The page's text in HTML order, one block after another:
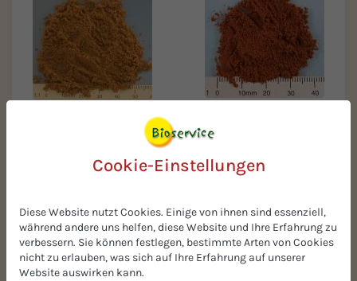
Cookie-Einstellungen
Diese Website nutzt Cookies. Einige von ihnen sind essenziell,
während andere uns helfen, diese Website und Ihre Erfahrung zu
verbessern. Sie können festlegen, bestimmte Arten von Cookies
nicht zu erlauben, was sich auf Ihre Erfahrung auf unserer
Website auswirken kann.